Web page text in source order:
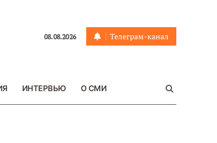
08.08.2026 Телеграм-канал
ИНТЕРВЬЮ О СМИ